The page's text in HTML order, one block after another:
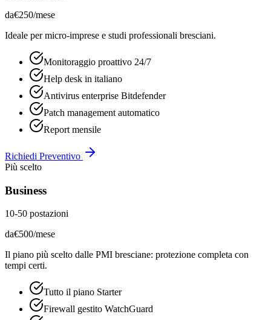
da€250/mese
Ideale per micro-imprese e studi professionali bresciani.
Monitoraggio proattivo 24/7
Help desk in italiano
Antivirus enterprise Bitdefender
Patch management automatico
Report mensile
Richiedi Preventivo
Più scelto
Business
10-50 postazioni
da€500/mese
Il piano più scelto dalle PMI bresciane: protezione completa con
tempi certi.
Tutto il piano Starter
Firewall gestito WatchGuard